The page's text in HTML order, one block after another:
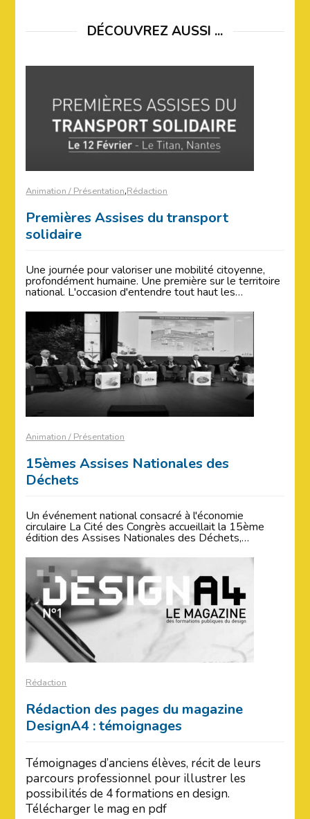
DÉCOUVREZ AUSSI ...
Animation / Présentation,Rédaction
Premières Assises du transport
solidaire
Une journée pour valoriser une mobilité citoyenne,
profondément humaine. Une première sur le territoire
national. L'occasion d'entendre tout haut les…
Animation / Présentation
15èmes Assises Nationales des
Déchets
Un événement national consacré à l'économie
circulaire La Cité des Congrès accueillait la 15ème
édition des Assises Nationales des Déchets,…
Rédaction
Rédaction des pages du magazine
DesignA4 : témoignages
Témoignages d’anciens élèves, récit de leurs
parcours professionnel pour illustrer les
possibilités de 4 formations en design.
Télécharger le mag en pdf